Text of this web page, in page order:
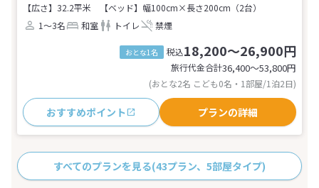
【広さ】32.2平米
【ベッド】幅100cm×長さ200cm（2台）
1～3名
和室 トイレ 禁煙
おとな1名 税込18,200～26,900円
旅行代金合計36,400〜53,800円
(おとな2名 こども0名・1部屋/1泊2日)
おすすめポイント プランの詳細
すべてのプランを見る(43プラン、5部屋タイプ)